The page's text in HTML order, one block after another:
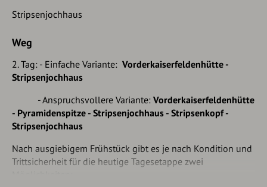
Stripsenjochhaus
Weg
2. Tag: - Einfache Variante: Vorderkaiserfeldenhütte -
Stripsenjochhaus
- Anspruchsvollere Variante: Vorderkaiserfeldenhütte
- Pyramidenspitze - Stripsenjochhaus - Stripsenkopf -
Stripsenjochhaus
Nach ausgiebigem Frühstück gibt es je nach Kondition und
Trittsicherheit für die heutige Tagesetappe zwei